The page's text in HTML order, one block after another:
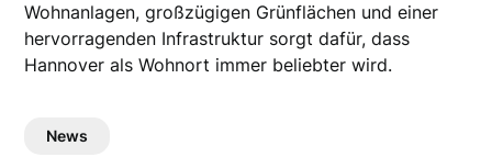
Wohnanlagen, großzügigen Grünflächen und einer
hervorragenden Infrastruktur sorgt dafür, dass
Hannover als Wohnort immer beliebter wird.
News